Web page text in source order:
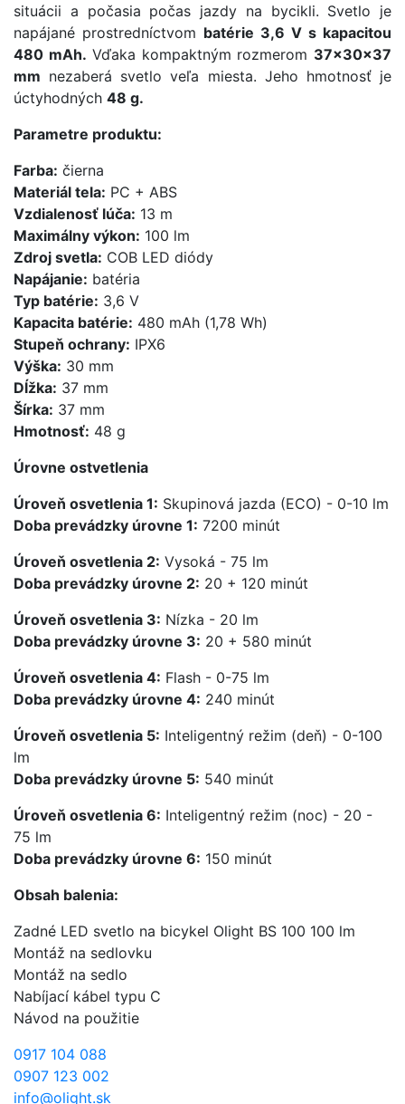
situácii a počasia počas jazdy na bycikli. Svetlo je
napájané prostredníctvom batérie 3,6 V s kapacitou
480 mAh. Vďaka kompaktným rozmerom 37x30x37
mm nezaberá svetlo veľa miesta. Jeho hmotnosť je
úctyhodných 48 g.
Parametre produktu:
Farba: čierna
Materiál tela: PC + ABS
Vzdialenosť lúča: 13 m
Maximálny výkon: 100 lm
Zdroj svetla: COB LED diódy
Napájanie: batéria
Typ batérie: 3,6 V
Kapacita batérie: 480 mAh (1,78 Wh)
Stupeň ochrany: IPX6
Výška: 30 mm
Dĺžka: 37 mm
Šírka: 37 mm
Hmotnosť: 48 g
Úrovne ostvetlenia
Úroveň osvetlenia 1: Skupinová jazda (ECO) - 0-10 lm
Doba prevádzky úrovne 1: 7200 minút
Úroveň osvetlenia 2: Vysoká - 75 lm
Doba prevádzky úrovne 2: 20 + 120 minút
Úroveň osvetlenia 3: Nízka - 20 lm
Doba prevádzky úrovne 3: 20 + 580 minút
Úroveň osvetlenia 4: Flash - 0-75 lm
Doba prevádzky úrovne 4: 240 minút
Úroveň osvetlenia 5: Inteligentný režim (deň) - 0-100
lm
Doba prevádzky úrovne 5: 540 minút
Úroveň osvetlenia 6: Inteligentný režim (noc) - 20 -
75 lm
Doba prevádzky úrovne 6: 150 minút
Obsah balenia:
Zadné LED svetlo na bicykel Olight BS 100 100 lm
Montáž na sedlovku
Montáž na sedlo
Nabíjací kábel typu C
Návod na použitie
0917 104 088
0907 123 002
info@olight.sk